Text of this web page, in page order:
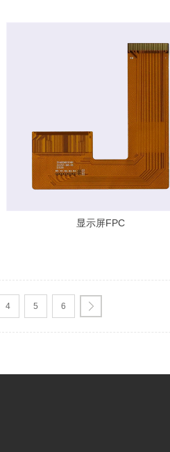
显示屏FPC
4 5 6